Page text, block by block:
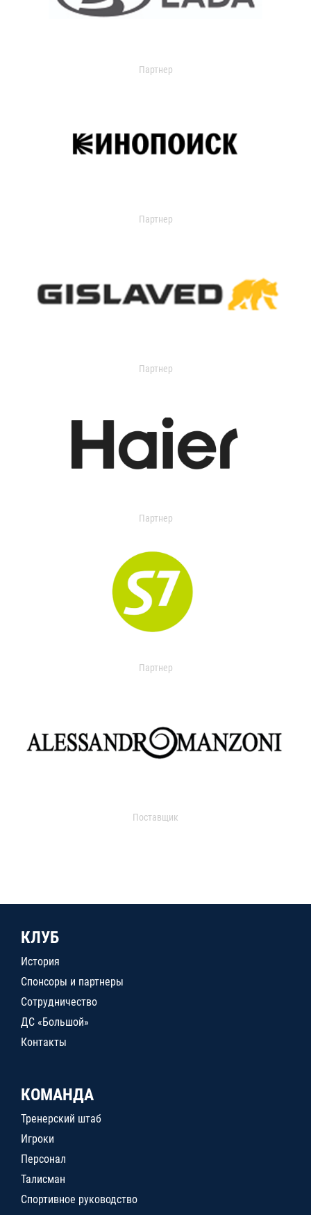
Партнер
Партнер
Партнер
Партнер
Партнер
Поставщик
КЛУБ
История
Спонсоры и партнеры
Сотрудничество
ДС «Большой»
Контакты
КОМАНДА
Тренерский штаб
Игроки
Персонал
Талисман
Спортивное руководство